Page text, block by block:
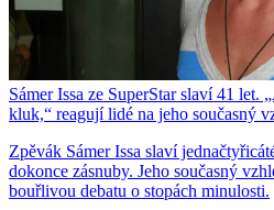
Sámer Issa ze SuperStar slaví 41 let.
kluk,“ reagují lidé na jeho současný
Zpěvák Sámer Issa slaví
dokonce zásnuby. Jeho současný
bouřlivou debatu o stopách minulosti.